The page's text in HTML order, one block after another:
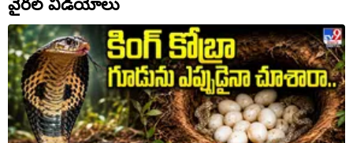
వైరల్ వీడియోలు